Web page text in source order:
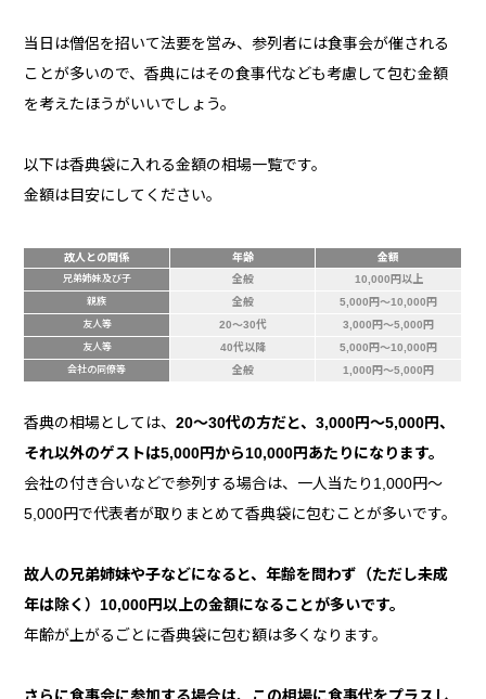
当日は僧侶を招いて法要を営み、参列者には食事会が催される
ことが多いので、香典にはその食事代なども考慮して包む金額
を考えたほうがいいでしょう。
以下は香典袋に入れる金額の相場一覧です。
金額は目安にしてください。
故人との関係 年齢 金額
兄弟姉妹及び子 全般 10,000円以上
親族 全般 5,000円～10,000円
友人等 20～30代 3,000円～5,000円
友人等 40代以降 5,000円～10,000円
会社の同僚等 全般 1,000円～5,000円
香典の相場としては、20～30代の方だと、3,000円～5,000円、
それ以外のゲストは5,000円から10,000円あたりになります。
会社の付き合いなどで参列する場合は、一人当たり1,000円～
5,000円で代表者が取りまとめて香典袋に包むことが多いです。
故人の兄弟姉妹や子などになると、年齢を問わず（ただし未成
年は除く）10,000円以上の金額になることが多いです。
年齢が上がるごとに香典袋に包む額は多くなります。
さらに食事会に参加する場合は、この相場に食事代をプラスし